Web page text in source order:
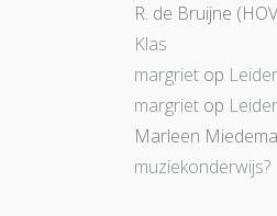
R. de Bruijne
Klas
margriet op
margriet op
Marleen Miedema
muziekonderwijs?